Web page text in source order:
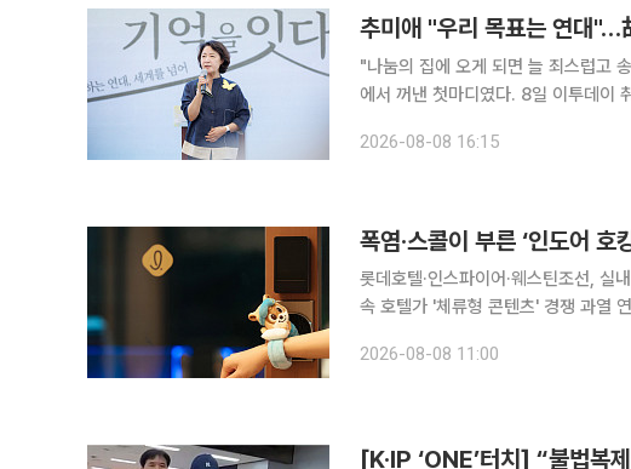
추미애 "우리 목표는 연대"…
"나눔의 집에 오게 되면 늘 죄스럽고
에서 꺼낸 첫마디였다. 8일 이투데이 취재를 종합하면 경기도는 이날 광주시 나눔의 집에서 '2026
다. '기림의 날'(8월 14일)은 1991년
2026-08-08 16:15
폭염·스콜이 부른 ‘인도어
롯데호텔·인스파이어·웨스틴조선,
속 호텔가 '체류형 콘텐츠' 경쟁 과열 연일 35도를 웃도는 폭염에 예측하기 어려운 스콜성 폭우까지
웰니스 프로그램 등을 결합한 체류형
2026-08-08 11:00